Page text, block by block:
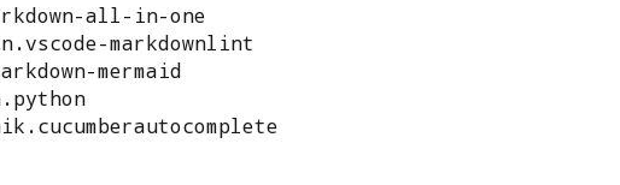
all-in-one
markdownlint
mermaid